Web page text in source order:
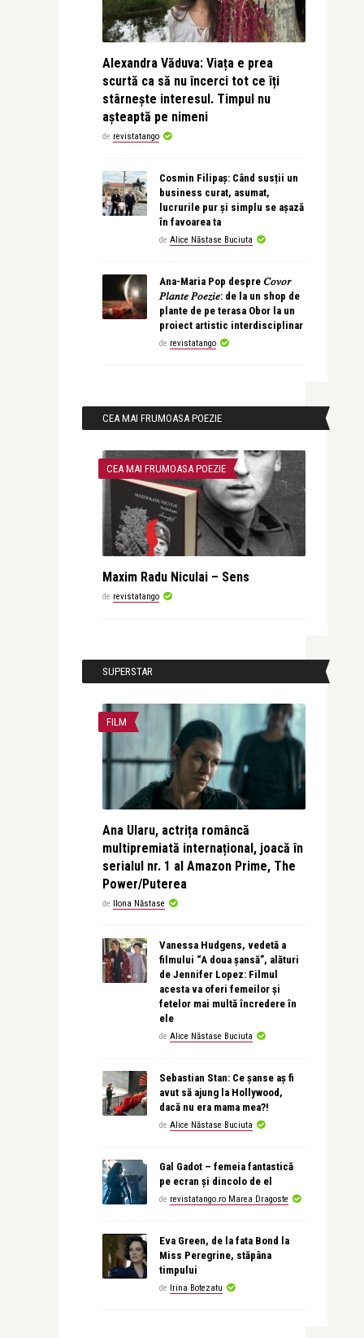
Alexandra Văduva: Viața e prea
scurtă ca să nu încerci tot ce îți
stârnește interesul. Timpul nu
așteaptă pe nimeni
de revistatango
Cosmin Filipaș: Când susții un
business curat, asumat,
lucrurile pur și simplu se așază
în favoarea ta
de Alice Năstase Buciuta
Ana-Maria Pop despre 𝐶𝑜𝑣𝑜𝑟
𝑃𝑙𝑎𝑛𝑡𝑒 𝑃𝑜𝑒𝑧𝑖𝑒: de la un shop de
plante de pe terasa Obor la un
proiect artistic interdisciplinar
de revistatango
CEA MAI FRUMOASA POEZIE
CEA MAI FRUMOASA POEZIE
Maxim Radu Niculai – Sens
de revistatango
SUPERSTAR
FILM
Ana Ularu, actrița româncă
multipremiată internațional, joacă în
serialul nr. 1 al Amazon Prime, The
Power/Puterea
de Ilona Năstase
Vanessa Hudgens, vedetă a
filmului “A doua șansă”, alături
de Jennifer Lopez: Filmul
acesta va oferi femeilor și
fetelor mai multă încredere în
ele
de Alice Năstase Buciuta
Sebastian Stan: Ce șanse aș fi
avut să ajung la Hollywood,
dacă nu era mama mea?!
de Alice Năstase Buciuta
Gal Gadot – femeia fantastică
pe ecran și dincolo de el
de revistatango.ro Marea Dragoste
Eva Green, de la fata Bond la
Miss Peregrine, stăpâna
timpului
de Irina Botezatu